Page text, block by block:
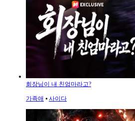
회장님이 내 친엄마라고?
가족애 ⦁ 사이다